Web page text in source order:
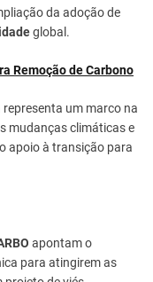
da adoção de
global.
Remoção de Carbono
um marco na
mudanças climáticas e
apoio à transição para
apontam o
para atingirem as